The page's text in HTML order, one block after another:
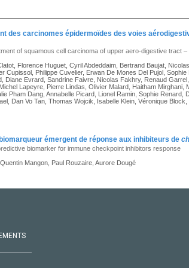
des carcinomes épidermoïdes des voies
of squamous cell carcinoma of upper aero-digestive tract
Florence Huguet, Cyril Abdeddaim, Bertrand Baujat,
Cupissol, Philippe Cuvelier, Erwan De Mones Del Pujol,
Diane Evrard, Sandrine Faivre, Nicolas Fakhry, Renaud
Lapeyre, Pierre Lindas, Olivier Malard, Haitham Mirghani,
Pham Dang, Annabelle Picard, Lionel Ramin, Sophie Renard,
Dan Vo Tan, Thomas Wojcik, Isabelle Klein, Véronique
émergent de réponse aux inhibiteurs de
biomarker for immune checkpoint inhibitors response
Mangon, Paul Rouzaire, Aurore Dougé